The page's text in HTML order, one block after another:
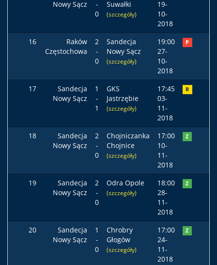
Nowy Sącz
-
0
Suwałki
(szczegóły)
19-
10-
2018
16
Raków
Częstochowa
2
-
0
Sandecja
Nowy Sącz
(szczegóły)
19:00
27-
10-
2018
P
17
Sandecja
Nowy Sącz
1
-
1
GKS
Jastrzębie
(szczegóły)
17:45
03-
11-
2018
R
18
Sandecja
Nowy Sącz
2
-
0
Chojniczanka
Chojnice
(szczegóły)
17:00
10-
11-
2018
Z
19
Sandecja
Nowy Sącz
2
-
0
Odra Opole
(szczegóły)
18:00
28-
11-
2018
Z
20
Sandecja
Nowy Sącz
1
-
0
Chrobry
Głogów
(szczegóły)
17:00
24-
11-
2018
Z